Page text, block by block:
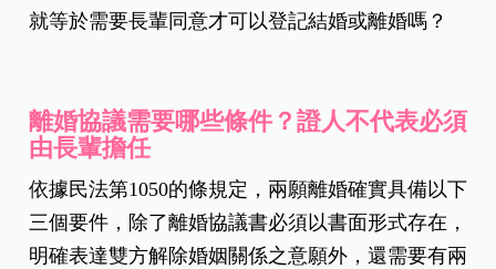
就等於需要長輩同意才可以登記結婚或離婚嗎？
離婚協議需要哪些條件？證人不代表必須
由長輩擔任
依據民法第1050的條規定，兩願離婚確實具備以下
三個要件，除了離婚協議書必須以書面形式存在，
明確表達雙方解除婚姻關係之意願外，還需要有兩